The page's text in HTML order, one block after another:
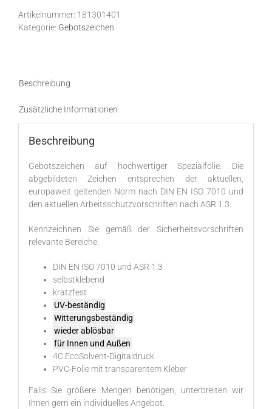
Artikelnummer: 181301401
Kategorie: Gebotszeichen
Beschreibung
Zusätzliche Informationen
Beschreibung
Gebotszeichen auf hochwertiger Spezialfolie. Die
abgebildeten Zeichen entsprechen der aktuellen,
europaweit geltenden Norm nach DIN EN ISO 7010 und
den aktuellen Arbeitsschutzvorschriften nach ASR 1.3.
Kennzeichnen Sie gemäß der Sicherheitsvorschriften
relevante Bereiche.
DIN EN ISO 7010 und ASR 1.3
selbstklebend
kratzfest
UV-beständig
Witterungsbeständig
wieder ablösbar
für Innen und Außen
4C EcoSolvent-Digitaldruck
PVC-Folie mit transparentem Kleber
Falls Sie größere Mengen benötigen, unterbreiten wir
Ihnen gern ein individuelles Angebot.